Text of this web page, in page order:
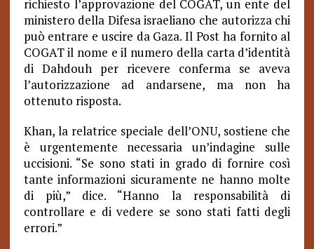
richiesto l’approvazione del COGAT, un ente del
ministero della Difesa israeliano che autorizza chi
può entrare e uscire da Gaza. Il Post ha fornito al
COGAT il nome e il numero della carta d’identità
di Dahdouh per ricevere conferma se aveva
l’autorizzazione ad andarsene, ma non ha
ottenuto risposta.
Khan, la relatrice speciale dell’ONU, sostiene che
è urgentemente necessaria un’indagine sulle
uccisioni. “Se sono stati in grado di fornire così
tante informazioni sicuramente ne hanno molte
di più,” dice. “Hanno la responsabilità di
controllare e di vedere se sono stati fatti degli
errori.”